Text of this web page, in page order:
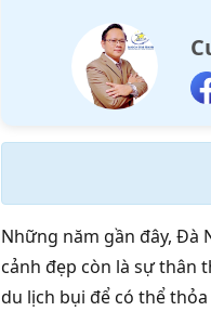
Những năm gần đây, Đà
cảnh đẹp còn là sự thân
du lịch bụi để có thể